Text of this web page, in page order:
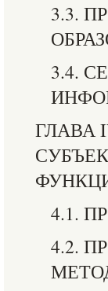
3.3.
3.4.
ГЛАВА
4.1.
4.2.